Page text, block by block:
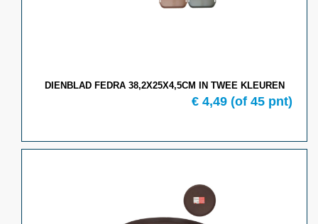
DIENBLAD FEDRA 38,2X25X4,5CM IN TWEE KLEUREN
€ 4,49 (of 45 pnt)